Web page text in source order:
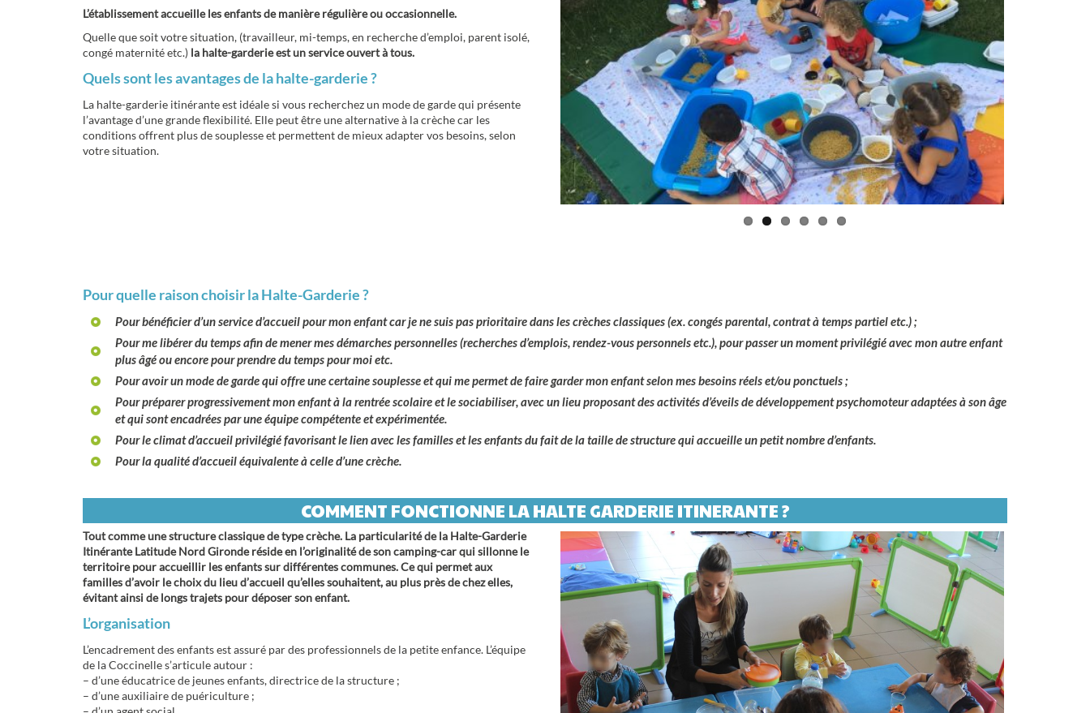
L’établissement accueille les enfants de manière régulière ou occasionnelle.
Quelle que soit votre situation, (travailleur, mi-temps, en recherche d’emploi, parent isolé,
congé maternité etc.) la halte-garderie est un service ouvert à tous.
Quels sont les avantages de la halte-garderie ?
La halte-garderie itinérante est idéale si vous recherchez un mode de garde qui présente
l’avantage d’une grande flexibilité. Elle peut être une alternative à la crèche car les
conditions offrent plus de souplesse et permettent de mieux adapter vos besoins, selon
votre situation.
Pour quelle raison choisir la Halte-Garderie ?
Pour bénéficier d’un service d’accueil pour mon enfant car je ne suis pas prioritaire dans les crèches classiques (ex. congés parental, contrat à temps partiel etc.) ;
Pour me libérer du temps
afin de mener mes démarches personnelles (recherches d’emplois, rendez-vous personnels etc.), pour passer un moment privilégié avec mon autre enfant
plus âgé ou encore pour prendre du temps pour moi etc.
Pour avoir un mode de garde qui offre une certaine souplesse
et qui me permet de faire garder mon enfant selon mes besoins réels et/ou ponctuels ;
Pour préparer progressivement mon enfant à la rentrée scolaire et le sociabiliser
, avec un lieu proposant des activités d’éveils de développement psychomoteur adaptées à son âge
et qui sont encadrées par une équipe compétente et expérimentée.
Pour le climat d’accueil privilégié favorisant le lien avec les familles et les enfants
du fait de la taille de structure qui accueille un petit nombre d’enfants.
Pour la qualité d’accueil équivalente
à celle d’une crèche.
COMMENT FONCTIONNE LA HALTE GARDERIE ITINERANTE ?
Tout comme une structure classique de type crèche. La particularité de la Halte-Garderie
Itinérante Latitude Nord Gironde réside en l’originalité de son camping-car qui sillonne le
territoire pour accueillir les enfants sur différentes communes. Ce qui permet aux
familles d’avoir le choix du lieu d’accueil qu’elles souhaitent, au plus près de chez elles,
évitant ainsi de longs trajets pour déposer son enfant.
L’organisation
L’encadrement des enfants est assuré par des professionnels de la petite enfance. L’équipe
de la Coccinelle s’articule autour :
– d’une éducatrice de jeunes enfants, directrice de la structure ;
– d’une auxiliaire de puériculture ;
– d’un agent social.